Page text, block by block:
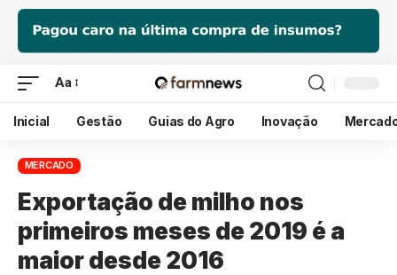
Aa
Inicial Gestão Guias do Agro Inovação
MERCADO
Exportação de milho nos
primeiros meses de 2019 é a
maior desde 2016